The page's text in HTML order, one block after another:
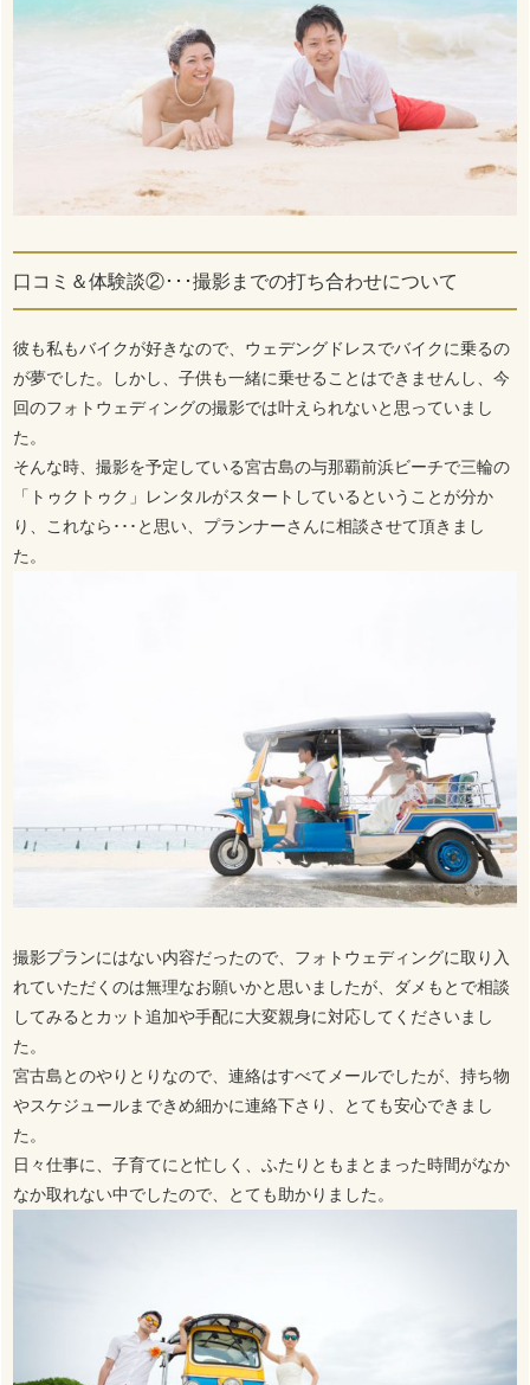
口コミ＆体験談②･･･撮影までの打ち合わせについて
彼も私もバイクが好きなので、ウェデングドレスでバイクに乗るの
が夢でした。しかし、子供も一緒に乗せることはできませんし、今
回のフォトウェディングの撮影では叶えられないと思っていまし
た。
そんな時、撮影を予定している宮古島の与那覇前浜ビーチで三輪の
「トゥクトゥク」レンタルがスタートしているということが分か
り、これなら･･･と思い、プランナーさんに相談させて頂きまし
た。
撮影プランにはない内容だったので、フォトウェディングに取り入
れていただくのは無理なお願いかと思いましたが、ダメもとで相談
してみるとカット追加や手配に大変親身に対応してくださいまし
た。
宮古島とのやりとりなので、連絡はすべてメールでしたが、持ち物
やスケジュールまできめ細かに連絡下さり、とても安心できまし
た。
日々仕事に、子育てにと忙しく、ふたりともまとまった時間がなか
なか取れない中でしたので、とても助かりました。